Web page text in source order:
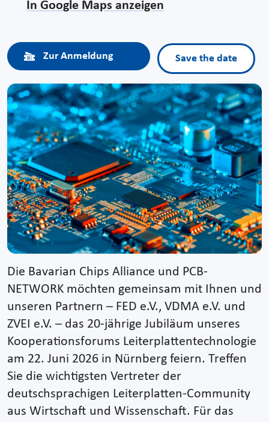
In Google Maps anzeigen
Zur Anmeldung Save the date
Die Bavarian Chips Alliance und PCB-
NETWORK möchten gemeinsam mit Ihnen und
unseren Partnern – FED e.V., VDMA e.V. und
ZVEI e.V. – das 20-jährige Jubiläum unseres
Kooperationsforums Leiterplattentechnologie
am 22. Juni 2026 in Nürnberg feiern. Treffen
Sie die wichtigsten Vertreter der
deutschsprachigen Leiterplatten-Community
aus Wirtschaft und Wissenschaft. Für das